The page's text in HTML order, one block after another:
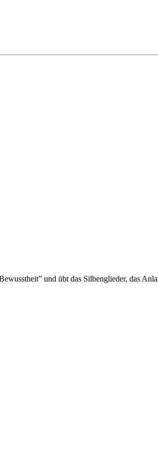
und übt das Silbenglieder, das